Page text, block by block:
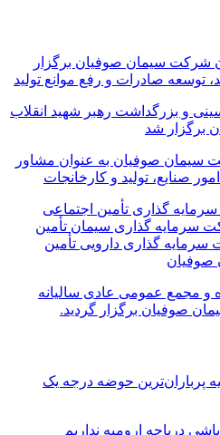
شرکت سیمان صوفیان برگزار
توسعه صادرات و رفع موانع تولید
و بزرگداشت رهبر شهید انقلاب
برگزار شد
سیمان صوفیان به عنوان مشاور
صنایع، تولید و کارخانجات
گذاری تأمین اجتماعی
سرمایه گذاری سیمان تأمین
گذاری دارویی تأمین
صوفیان
و مجمع عمومی عادی سالیانه
صوفیان برگزار گردید.
پرباران‌ترین حوضه‌ درجه یک
دریاچه ارومیه نداریم